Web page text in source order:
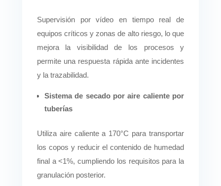
Supervisión por vídeo en tiempo real de
equipos críticos y zonas de alto riesgo, lo que
mejora la visibilidad de los procesos y
permite una respuesta rápida ante incidentes
y la trazabilidad.
Sistema de secado por aire caliente por
tuberías
Utiliza aire caliente a 170°C para transportar
los copos y reducir el contenido de humedad
final a <1%, cumpliendo los requisitos para la
granulación posterior.